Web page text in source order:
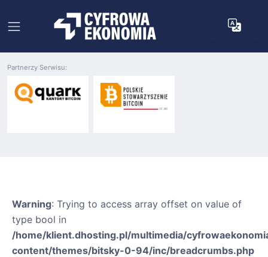
Partnerzy Serwisu:
Warning: Trying to access array offset on value of
type bool in
/home/klient.dhosting.pl/multimedia/
content/themes/bitsky-0-94/inc/breadcrumbs.php